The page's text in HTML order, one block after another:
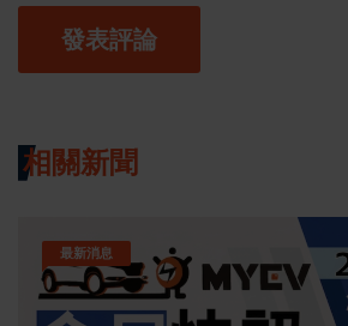
發表評論
相關新聞
最新消息